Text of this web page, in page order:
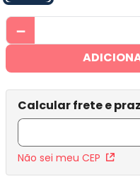
－
Não sei meu CEP